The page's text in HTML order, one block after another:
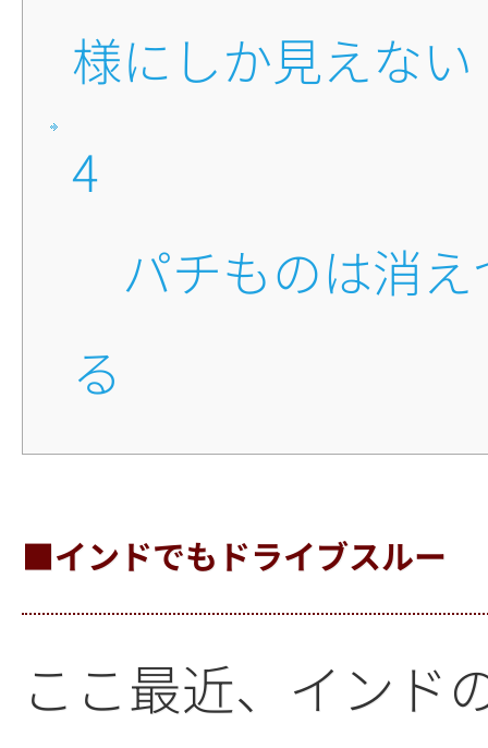
様にしか見えない
4
る
■インドでもドライブスルー
ここ最近、インド